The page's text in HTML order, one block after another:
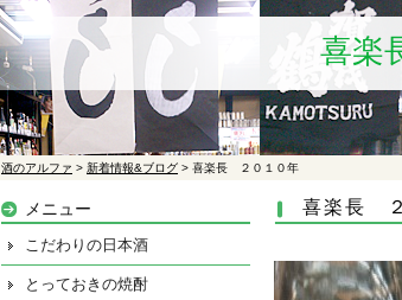
喜楽
酒のアルファ > 新着情報&ブログ > 喜楽長 ２０１０年
喜楽長
メニュー
こだわりの日本酒
とっておきの焼酎